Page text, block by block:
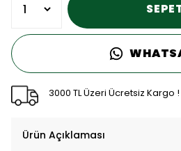
3000 TL Üzeri Ücretsiz Kargo !
Ürün Açıklaması